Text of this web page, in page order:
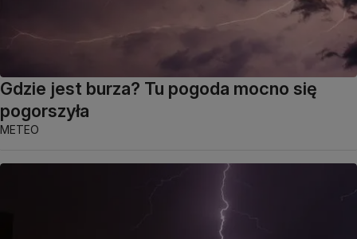
Gdzie jest burza? Tu pogoda mocno się
pogorszyła
METEO